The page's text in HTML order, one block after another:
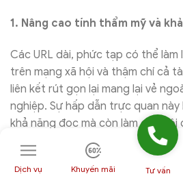
1. Nâng cao tính thẩm mỹ và
Các URL dài, phức tạp có thể làm
trên mạng xã hội và thậm chí cả
liên kết rút gọn lại mang lại vẻ
nghiệp. Sự hấp dẫn trực quan
khả năng đọc mà còn làm cho
hơn, có khả năng tăng mức độ
2. Tối ưu hóa không gian
Dịch vụ Khuyến mãi Tư vấn